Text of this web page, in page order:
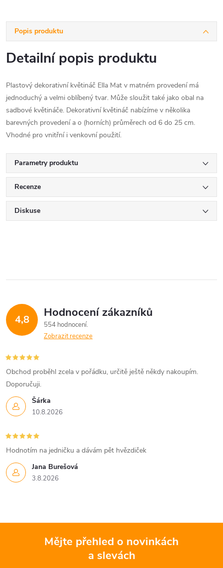
Popis produktu
Detailní popis produktu
Plastový dekorativní květináč Ella Mat v matném provedení má
jednoduchý a velmi oblíbený tvar. Může sloužit také jako obal na
sadbové květináče. Dekorativní květináč nabízíme v několika
barevných provedení a o (horních) průměrech od 6 do 25 cm.
Vhodné pro vnitřní i venkovní použití.
Parametry produktu
Recenze
Diskuse
4,8 Hodnocení zákazníků
554 hodnocení
Zobrazit recenze
Šárka
10.8.2026
Obchod proběhl zcela v pořádku, určitě ještě někdy nakoupím.
Doporučuji.
Jana Burešová
3.8.2026
Hodnotím na jedničku a dávám pět hvězdiček
Mějte přehled o novinkách
a slevách